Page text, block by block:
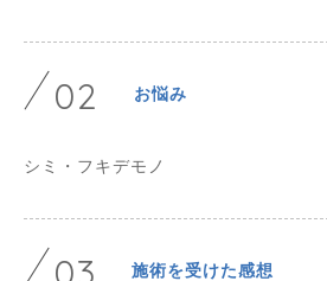
02 お悩み
シミ・フキデモノ
施術を受けた感想